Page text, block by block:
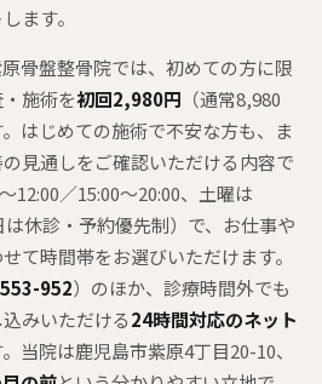
ます。
骨盤整骨院では、初めての方に限
施術を初回2,980円 （通常8,980
はじめての施術で不安な方も、ま
見通しをご確認いただける内容で
12:00／15:00〜20:00、土曜は
休診・予約優先制）で、お仕事や
て時間帯をお選びいただけます。
952）のほか、診療時間外でも
みいただける24時間対応のネット
当院は鹿児島市紫原4丁目20-10、